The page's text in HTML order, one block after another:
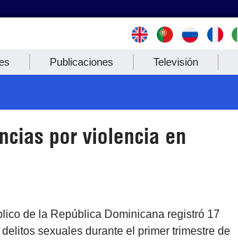
Publicaciones Televisión
por violencia en
de la República Dominicana registró 17
sexuales durante el primer trimestre de